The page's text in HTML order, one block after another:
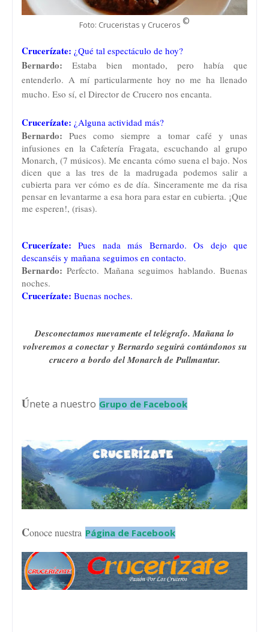
Foto: Cruceristas y Cruceros ©
Crucerízate: ¿Qué tal espectáculo de hoy?
Bernardo: Estaba bien montado, pero había que
entenderlo. A mí particularmente hoy no me ha llenado
mucho. Eso sí, el Director de Crucero nos encanta.
Crucerízate: ¿Alguna actividad más?
Bernardo:Pues como siempre a tomar café y unas
infusiones en la Cafetería Fragata, escuchando al grupo
Monarch, (7 músicos). Me encanta cómo suena el bajo. Nos
dicen que a las tres de la madrugada podemos salir a
cubierta para ver cómo es de día. Sinceramente me da risa
pensar en levantarme a esa hora para estar en cubierta. ¡Que
me esperen!, (risas).
Crucerízate:Pues nada más Bernardo. Os dejo que
descanséis y mañana seguimos en contacto.
Bernardo:Perfecto. Mañana seguimos hablando. Buenas
noches.
Crucerízate: Buenas noches.
Desconectamos nuevamente el telégrafo. Mañana lo
volveremos a conectar y Bernardo seguirá contándonos su
crucero a bordo del Monarch de Pullmantur.
Únete a nuestro Grupo de Facebook
Conoce nuestra Página de Facebook